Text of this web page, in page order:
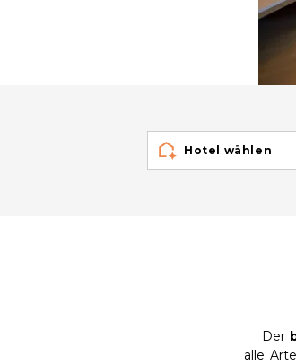
Hotel wählen
Der
alle